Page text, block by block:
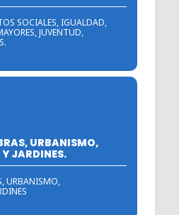
SOCIALES, IGUALDAD,
JUVENTUD,
URBANISMO,
JARDINES.
URBANISMO,